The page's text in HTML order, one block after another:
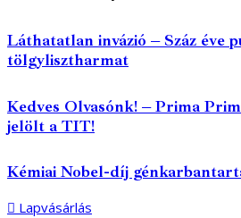
Láthatatlan invázió – Száz éve
tölgylisztharmat
Kedves Olvasónk! – Prima
jelölt a TIT!
Kémiai Nobel-díj
Lapvásárlás